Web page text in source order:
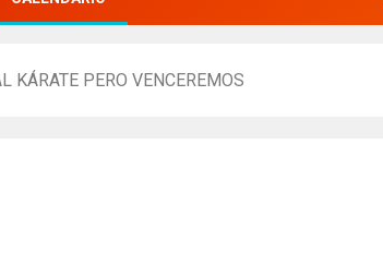
PERO VENCEREMOS